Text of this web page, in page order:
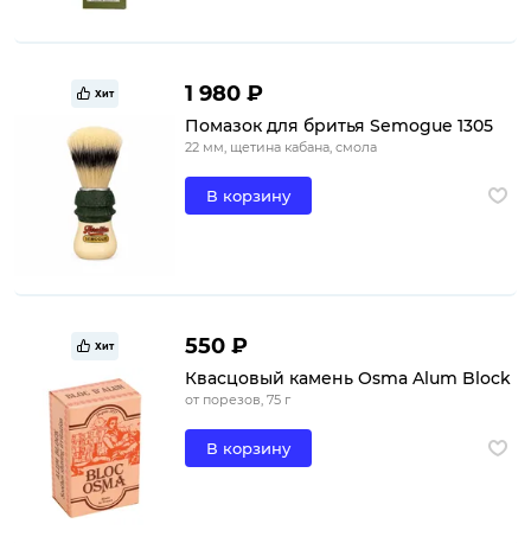
Хит 1 980 ₽
Помазок для бритья Semogue 1305
22 мм, щетина кабана, смола
В корзину
Хит 550 ₽
Квасцовый камень Osma Alum Block
от порезов, 75 г
В корзину